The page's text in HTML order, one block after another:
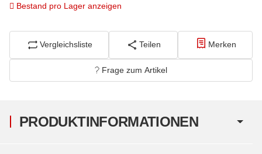
Bestand pro Lager anzeigen
Vergleichsliste Teilen Merken
Frage zum Artikel
PRODUKTINFORMATIONEN